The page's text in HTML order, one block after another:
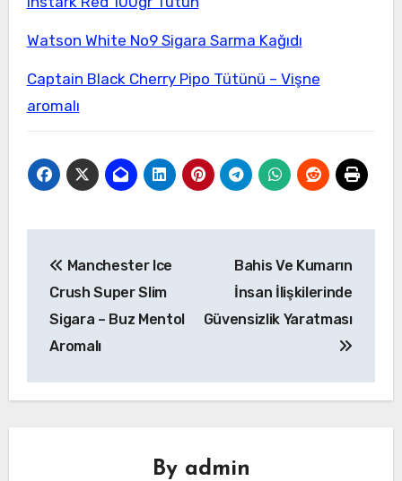
Watson White No9 Sigara Sarma Kağıdı
Captain Black Cherry Pipo Tütünü – Vişne
aromalı
gezinmesi
Manchester Ice
Crush Super Slim
Sigara – Buz Mentol
Aromalı
Bahis Ve Kumarın
İnsan İlişkilerinde
Güvensizlik Yaratması
By admin